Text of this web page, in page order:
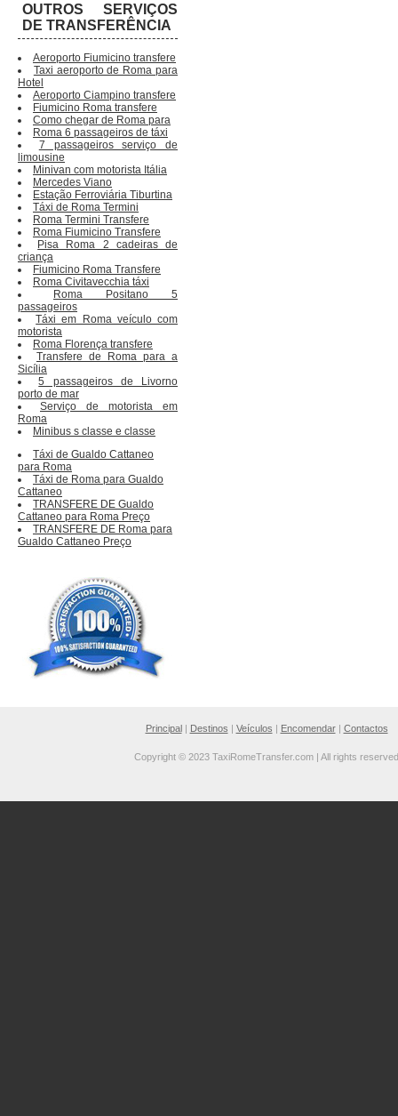
OUTROS SERVIÇOS
DE TRANSFERÊNCIA
Aeroporto Fiumicino transfere
Taxi aeroporto de Roma para
Hotel
Aeroporto Ciampino transfere
Fiumicino Roma transfere
Como chegar de Roma para
Roma 6 passageiros de táxi
7 passageiros serviço de
limousine
Minivan com motorista Itália
Mercedes Viano
Estação Ferroviária Tiburtina
Táxi de Roma Termini
Roma Termini Transfere
Roma Fiumicino Transfere
Pisa Roma 2 cadeiras de
criança
Fiumicino Roma Transfere
Roma Civitavecchia táxi
Roma Positano 5
passageiros
Táxi em Roma veículo com
motorista
Roma Florença transfere
Transfere de Roma para a
Sicília
5 passageiros de Livorno
porto de mar
Serviço de motorista em
Roma
Minibus s classe e classe
Táxi de Gualdo Cattaneo
para Roma
Táxi de Roma para Gualdo
Cattaneo
TRANSFERE DE Gualdo
Cattaneo para Roma Preço
TRANSFERE DE Roma para
Gualdo Cattaneo Preço
Principal| Destinos | Veículos | Encomendar| Contactos
Copyright © 2023 TaxiRomeTransfer.com | All rights reserved